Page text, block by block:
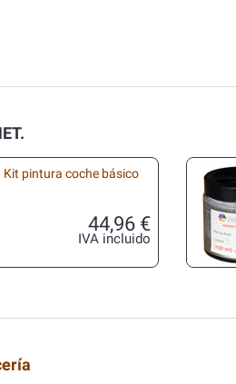
Kit pintura coche básico
44,96 €
IVA incluido